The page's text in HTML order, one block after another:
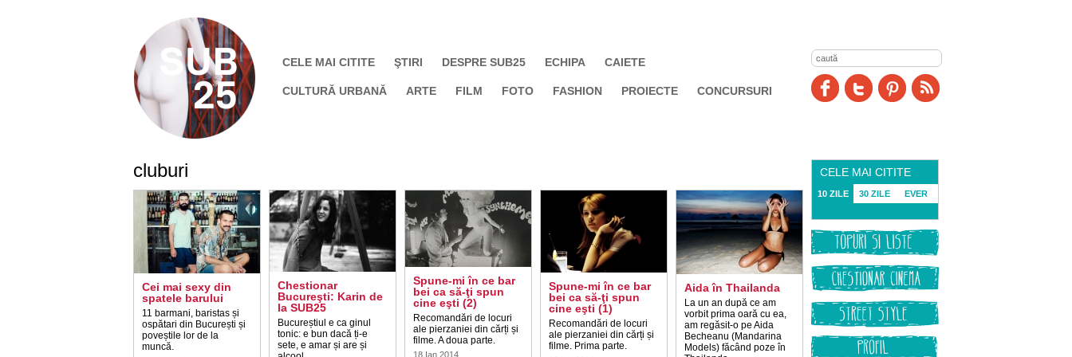
CELE MAI CITITE ŞTIRI DESPRE SUB25 ECHIPA CAIETE
CULTURĂ URBANĂ ARTE FILM FOTO FASHION PROIECTE CONCURSURI
cluburi
Cei mai sexy din
spatele barului
11 barmani, baristas și
ospătari din București și
poveștile lor de la
muncă.
Chestionar
Bucureşti: Karin de
la SUB25
Bucureștiul e ca ginul
tonic: e bun dacă ți-e
sete, e amar și are și
Spune-mi în ce bar
bei ca să-ţi spun
cine eşti (2)
Recomandări de locuri
ale pierzaniei din cărți și
filme. A doua parte.
18 Ian 2014
Spune-mi în ce bar
bei ca să-ţi spun
cine eşti (1)
Recomandări de locuri
ale pierzaniei din cărți și
filme. Prima parte.
Aida în Thailanda
La un an după ce am
vorbit prima oară cu ea,
am regăsit-o pe Aida
Becheanu (Mandarina
Models) făcând poze în
CELE MAI CITITE
10 ZILE 30 ZILE EVER